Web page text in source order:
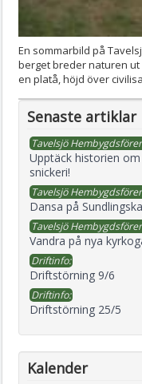
En sommarbild på
berget breder naturen ut
en platå, höjd över
Senaste artiklar
Tavelsjö
Upptäck historien
snickeri!
Tavelsjö
Dansa på
Tavelsjö
Vandra på nya
Driftinfo:
Driftstörning 9/6
Driftinfo:
Driftstörning 25/5
Kalender